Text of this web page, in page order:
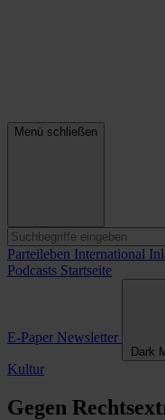
Menü schließen
Parteileben International
Podcasts Startseite
E-Paper Newsletter
Dark
Kultur
Gegen